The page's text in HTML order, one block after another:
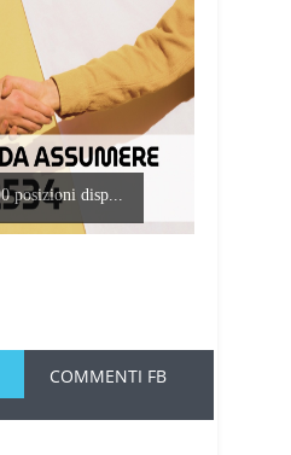
posizioni disp...
COMMENTI FB